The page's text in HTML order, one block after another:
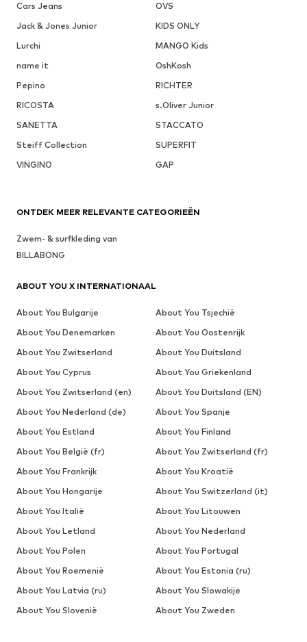
Cars Jeans
OVS
Jack & Jones Junior
KIDS ONLY
Lurchi
MANGO Kids
name it
OshKosh
Pepino
RICHTER
RICOSTA
s.Oliver Junior
SANETTA
STACCATO
Steiff Collection
SUPERFIT
VINGINO
GAP
ONTDEK MEER RELEVANTE CATEGORIEËN
Zwem- & surfkleding van
BILLABONG
ABOUT YOU X INTERNATIONAAL
About You Bulgarije
About You Tsjechië
About You Denemarken
About You Oostenrijk
About You Zwitserland
About You Duitsland
About You Cyprus
About You Griekenland
About You Zwitserland (en)
About You Duitsland (EN)
About You Nederland (de)
About You Spanje
About You Estland
About You Finland
About You België (fr)
About You Zwitserland (fr)
About You Frankrijk
About You Kroatië
About You Hongarije
About You Switzerland (it)
About You Italië
About You Litouwen
About You Letland
About You Nederland
About You Polen
About You Portugal
About You Roemenië
About You Estonia (ru)
About You Latvia (ru)
About You Slowakije
About You Slovenië
About You Zweden